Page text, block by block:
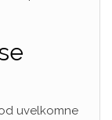
uvelkomne